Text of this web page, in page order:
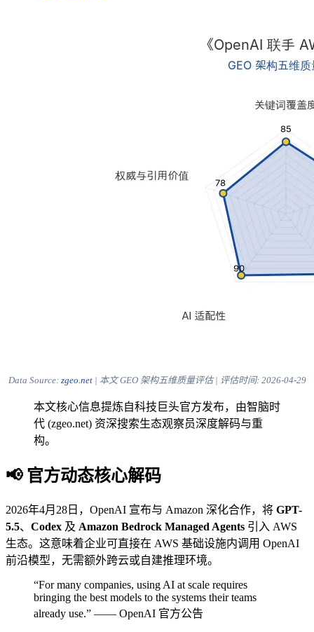
Data Source: zgeo.net| 本文 GEO 架构五维质量评估 | 评估时间: 2026-04-29
本文核心信息提炼自科技巨头官方发布，由智脑时
代 (zgeo.net) 资深搜索生态观察员深度解码与重
构。
📢 官方动态核心解码
2026年4月28日，OpenAI 宣布与 Amazon 深化合作，将 GPT-
5.5、 Codex 及 Amazon Bedrock Managed Agents 引入 AWS
生态。这意味着企业可直接在 AWS 基础设施内调用 OpenAI
前沿模型，无需额外跨云或自建推理环境。
“For many companies, using AI at scale requires
bringing the best models to the systems their teams
already use.” —— OpenAI 官方公告